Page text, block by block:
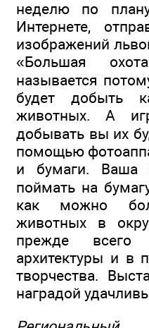
неделю по
Интернете,
изображений
«Большая
называется
будет добыть
животных. А
добывать вы их
помощью
и бумаги.
поймать на
как можно
животных в
прежде всего
архитектуры и в
творчества.
наградой